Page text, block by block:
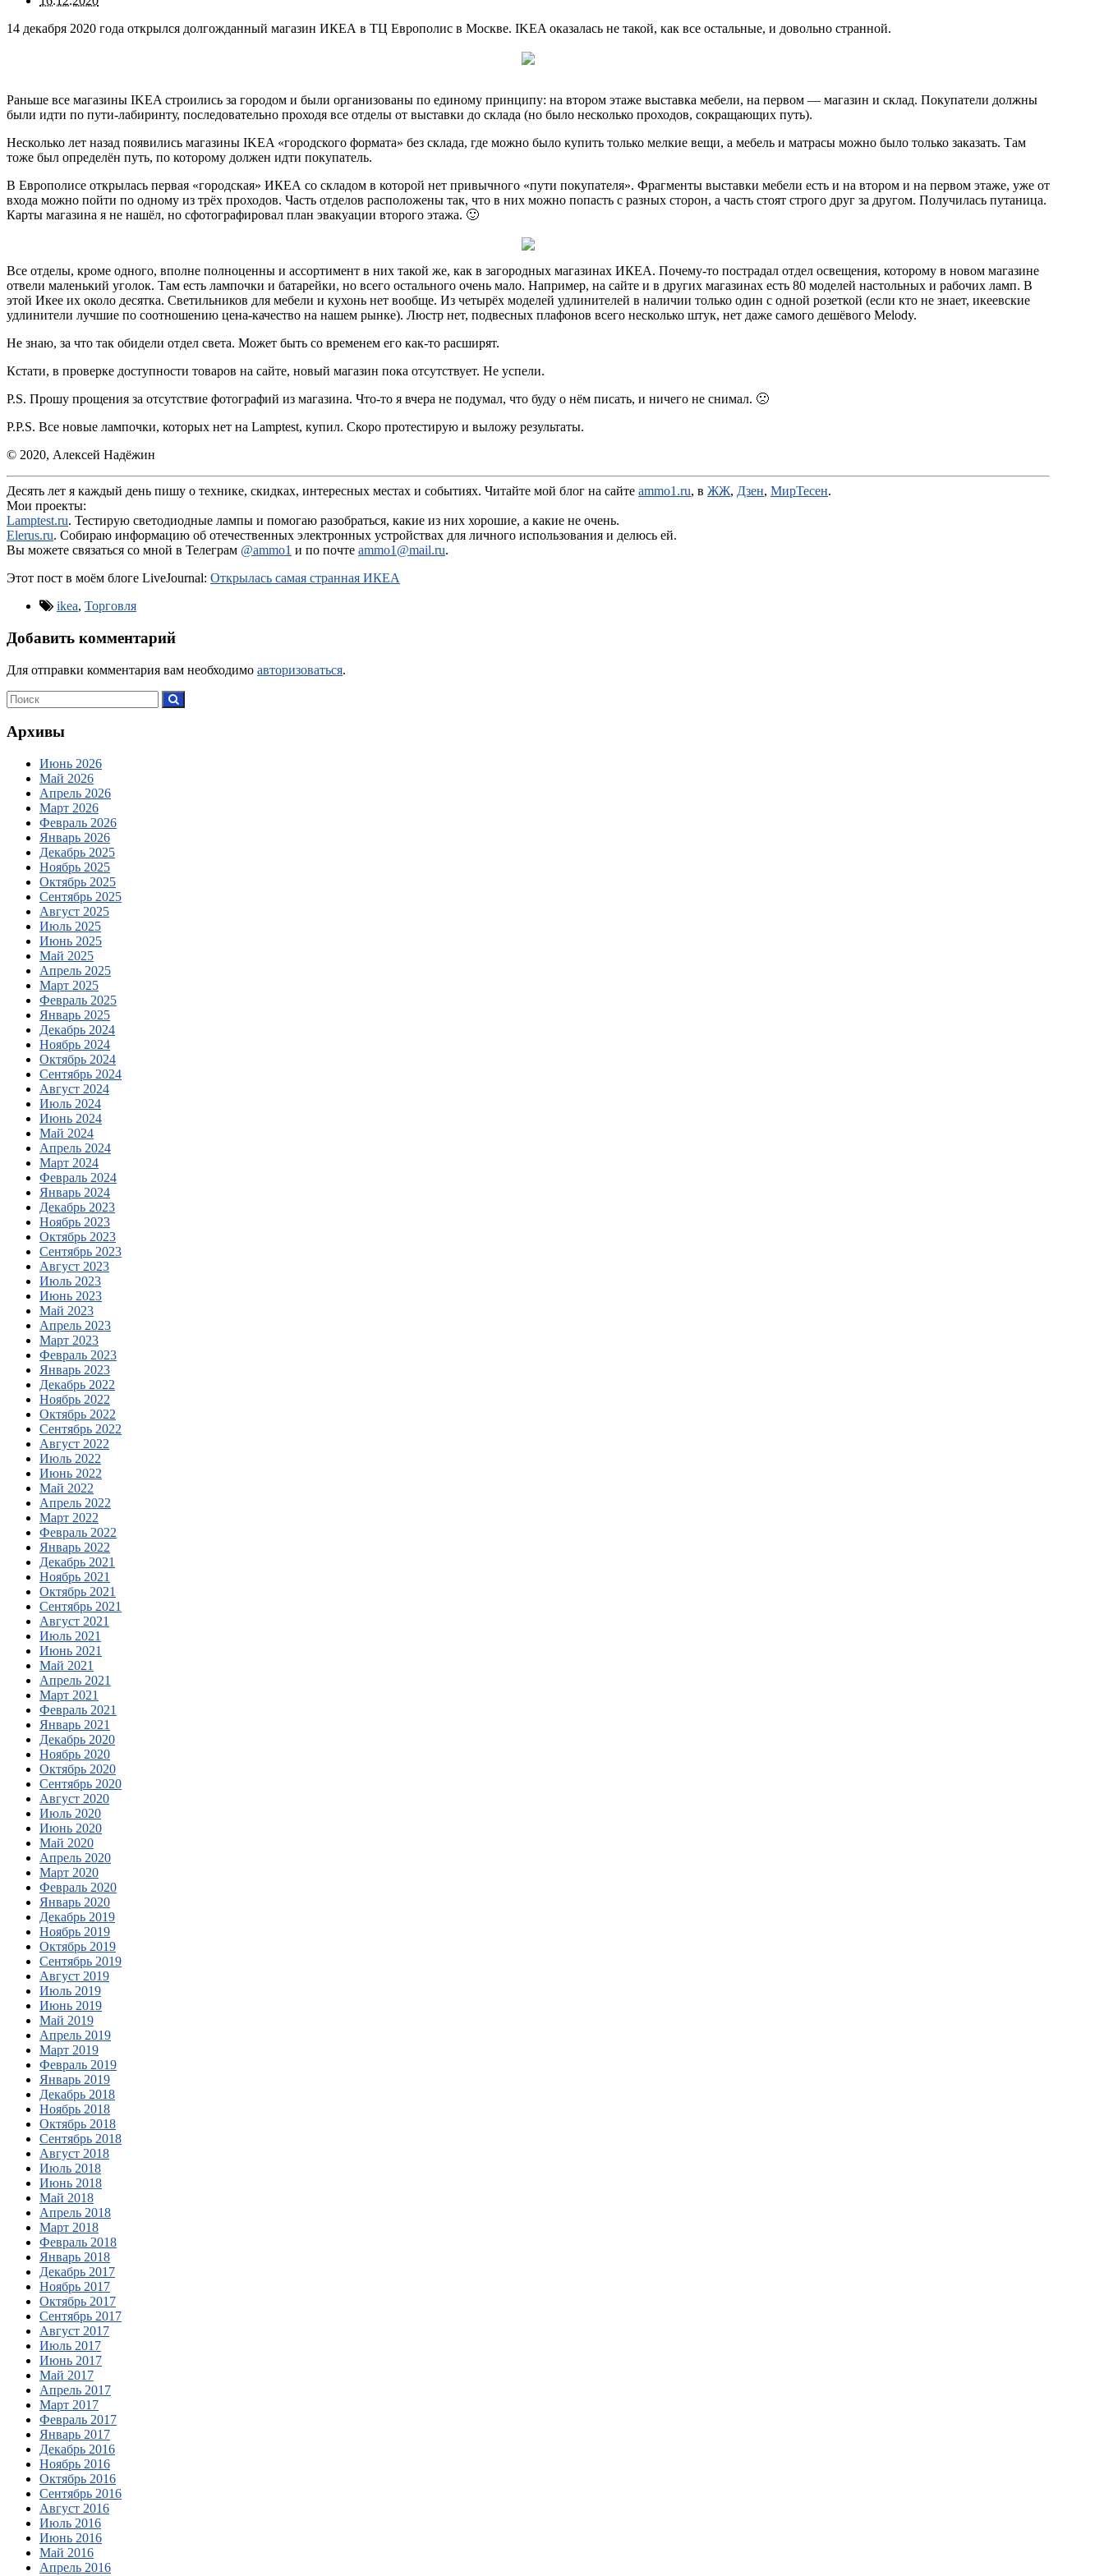
14 декабря 2020 года открылся долгожданный магазин ИКЕА в ТЦ Европолис в Москве. IKEA оказалась не такой, как все остальные, и довольно странной.
Раньше все магазины IKEA строились за городом и были организованы по единому принципу: на втором этаже выставка мебели, на первом — магазин и склад. Покупатели должны
были идти по пути-лабиринту, последовательно проходя все отделы от выставки до склада (но было несколько проходов, сокращающих путь).
Несколько лет назад появились магазины IKEA «городского формата» без склада, где можно было купить только мелкие вещи, а мебель и матрасы можно было только заказать. Там
тоже был определён путь, по которому должен идти покупатель.
В Европолисе открылась первая «городская» ИКЕА со складом в которой нет привычного «пути покупателя». Фрагменты выставки мебели есть и на втором и на первом этаже, уже от
входа можно пойти по одному из трёх проходов. Часть отделов расположены так, что в них можно попасть с разных сторон, а часть стоят строго друг за другом. Получилась путаница.
Карты магазина я не нашёл, но сфотографировал план эвакуации второго этажа. 🙂
Все отделы, кроме одного, вполне полноценны и ассортимент в них такой же, как в загородных магазинах ИКЕА. Почему-то пострадал отдел освещения, которому в новом магазине
отвели маленький уголок. Там есть лампочки и батарейки, но всего остального очень мало. Например, на сайте и в других магазинах есть 80 моделей настольных и рабочих ламп. В
этой Икее их около десятка. Светильников для мебели и кухонь нет вообще. Из четырёх моделей удлинителей в наличии только один с одной розеткой (если кто не знает, икеевские
удлинители лучшие по соотношению цена-качество на нашем рынке). Люстр нет, подвесных плафонов всего несколько штук, нет даже самого дешёвого Melody.
Не знаю, за что так обидели отдел света. Может быть со временем его как-то расширят.
Кстати, в проверке доступности товаров на сайте, новый магазин пока отсутствует. Не успели.
P.S. Прошу прощения за отсутствие фотографий из магазина. Что-то я вчера не подумал, что буду о нём писать, и ничего не снимал. 🙁
P.P.S. Все новые лампочки, которых нет на Lamptest, купил. Скоро протестирую и выложу результаты.
© 2020, Алексей Надёжин
Десять лет я каждый день пишу о технике, скидках, интересных местах и событиях. Читайте мой блог на сайте ammo1.ru, в ЖЖ, Дзен, МирТесен.
Мои проекты:
Lamptest.ru. Тестирую светодиодные лампы и помогаю разобраться, какие из них хорошие, а какие не очень.
Elerus.ru. Собираю информацию об отечественных электронных устройствах для личного использования и делюсь ей.
Вы можете связаться со мной в Телеграм @ammo1 и по почте ammo1@mail.ru.
Этот пост в моём блоге LiveJournal: Открылась самая странная ИКЕА
ikea, Торговля
Добавить комментарий
Для отправки комментария вам необходимо авторизоваться.
Архивы
Июнь 2026
Май 2026
Апрель 2026
Март 2026
Февраль 2026
Январь 2026
Декабрь 2025
Ноябрь 2025
Октябрь 2025
Сентябрь 2025
Август 2025
Июль 2025
Июнь 2025
Май 2025
Апрель 2025
Март 2025
Февраль 2025
Январь 2025
Декабрь 2024
Ноябрь 2024
Октябрь 2024
Сентябрь 2024
Август 2024
Июль 2024
Июнь 2024
Май 2024
Апрель 2024
Март 2024
Февраль 2024
Январь 2024
Декабрь 2023
Ноябрь 2023
Октябрь 2023
Сентябрь 2023
Август 2023
Июль 2023
Июнь 2023
Май 2023
Апрель 2023
Март 2023
Февраль 2023
Январь 2023
Декабрь 2022
Ноябрь 2022
Октябрь 2022
Сентябрь 2022
Август 2022
Июль 2022
Июнь 2022
Май 2022
Апрель 2022
Март 2022
Февраль 2022
Январь 2022
Декабрь 2021
Ноябрь 2021
Октябрь 2021
Сентябрь 2021
Август 2021
Июль 2021
Июнь 2021
Май 2021
Апрель 2021
Март 2021
Февраль 2021
Январь 2021
Декабрь 2020
Ноябрь 2020
Октябрь 2020
Сентябрь 2020
Август 2020
Июль 2020
Июнь 2020
Май 2020
Апрель 2020
Март 2020
Февраль 2020
Январь 2020
Декабрь 2019
Ноябрь 2019
Октябрь 2019
Сентябрь 2019
Август 2019
Июль 2019
Июнь 2019
Май 2019
Апрель 2019
Март 2019
Февраль 2019
Январь 2019
Декабрь 2018
Ноябрь 2018
Октябрь 2018
Сентябрь 2018
Август 2018
Июль 2018
Июнь 2018
Май 2018
Апрель 2018
Март 2018
Февраль 2018
Январь 2018
Декабрь 2017
Ноябрь 2017
Октябрь 2017
Сентябрь 2017
Август 2017
Июль 2017
Июнь 2017
Май 2017
Апрель 2017
Март 2017
Февраль 2017
Январь 2017
Декабрь 2016
Ноябрь 2016
Октябрь 2016
Сентябрь 2016
Август 2016
Июль 2016
Июнь 2016
Май 2016
Апрель 2016